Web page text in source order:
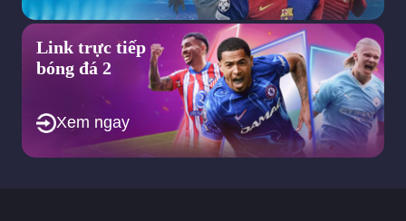
Link trực tiếp
bóng đá 2
Xem ngay